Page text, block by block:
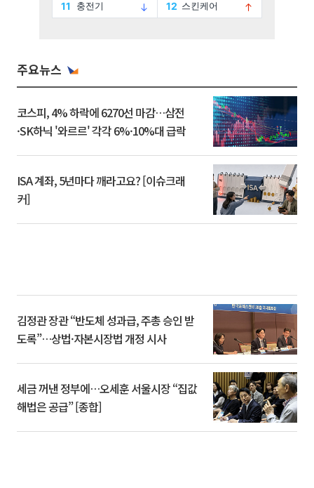
주요뉴스
코스피, 4% 하락에 6270선 마감…삼전
·SK하닉 '와르르' 각각 6%·10%대 급락
ISA 계좌, 5년마다 깨라고요? [이슈크래
커]
김정관 장관 “반도체 성과급, 주총 승인 받
도록”…상법·자본시장법 개정 시사
세금 꺼낸 정부에…오세훈 서울시장 “집값
해법은 공급” [종합]